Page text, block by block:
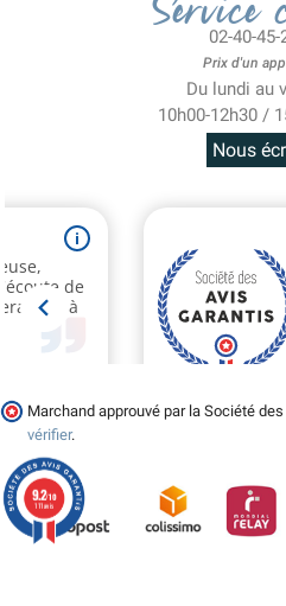
02-40-45-
Prix d'un
Du lundi au
10h00-12h30 /
Nous
Marchand approuvé par la Société
vérifier.
9.2/10
111 avis